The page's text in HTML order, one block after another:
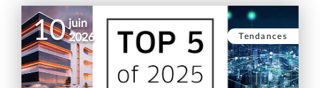
10 juin
2026
Tendances